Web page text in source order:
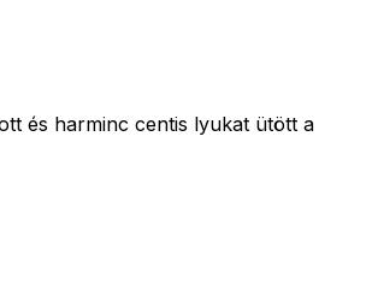
és harminc centis lyukat ütött a